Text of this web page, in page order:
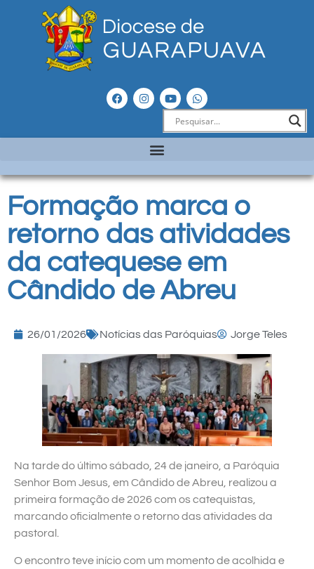
Formação marca o
retorno das atividades
da catequese em
Cândido de Abreu
26/01/2026 Notícias das Paróquias Jorge Teles
Na tarde do último sábado, 24 de janeiro, a Paróquia
Senhor Bom Jesus, em Cândido de Abreu, realizou a
primeira formação de 2026 com os catequistas,
marcando oficialmente o retorno das atividades da
pastoral.
O encontro teve início com um momento de acolhida e